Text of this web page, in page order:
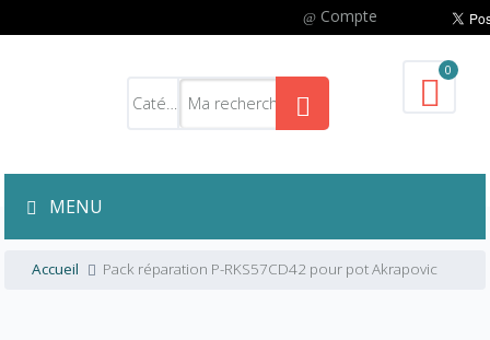
Compte
0
MENU
Accueil Pack réparation P-RKS57CD42 pour pot Akrapovic